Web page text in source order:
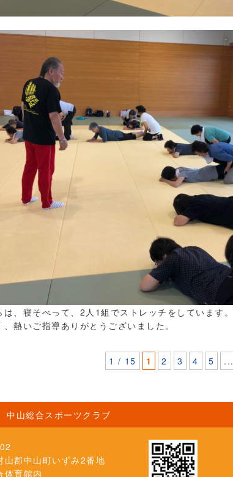
は、寝そべって、2人1組でストレッチをしています。
、熱いご指導ありがとうございました。
1 / 15 1 2 3 4 5 ...
山総合スポーツクラブ
山郡中山町いずみ2番地
体育館内